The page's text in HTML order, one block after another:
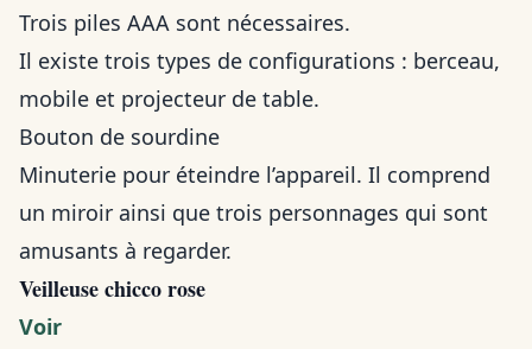
Trois piles AAA sont nécessaires.
Il existe trois types de configurations : berceau,
mobile et projecteur de table.
Bouton de sourdine
Minuterie pour éteindre l’appareil. Il comprend
un miroir ainsi que trois personnages qui sont
amusants à regarder.
Veilleuse chicco rose
Voir